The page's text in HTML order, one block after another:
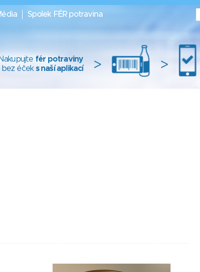
Spolek FÉR potravina
Nakupujte fér potraviny
bez éček s naší aplikací > >